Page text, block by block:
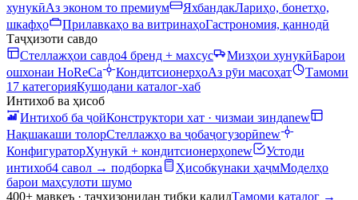
хунукӣАз эконом то премиум ЯхбандакЛариҳо, бонетҳо,
шкафҳо
Прилавкаҳо ва витринаҳоГастрономия, қаннодӣ
Таҷҳизоти савдо
Стеллажҳои савдо4 бренд + махсус Мизҳои хунукӣБарои
ошхонаи HoReCa
КондитсионерҳоАз рӯи масоҳат
Тамоми
17 категорияКушодани каталог-хаб
Интихоб ва ҳисоб
Интихоб ба ҷойКонструктори хат · чизмаи зиндаnew
Нақшакаши толорСтеллажҳо ва ҷобаҷогузорӣnew
КонфигураторХунукӣ + кондитсионерҳоnew
Устоди
интихоб4 савол → подборка Ҳисобкунаки ҳаҷмМоделҳо
барои маҳсулоти шумо
400+ мавқеъ · таҷҳизонидан тибқи калидТамоми каталог →